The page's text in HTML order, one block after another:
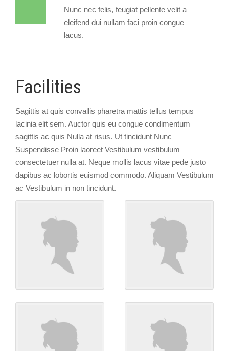
Nunc nec felis, feugiat pellente velit a
eleifend dui nullam faci proin congue
lacus.
Facilities
Sagittis at quis convallis pharetra mattis tellus tempus
lacinia elit sem. Auctor quis eu congue condimentum
sagittis ac quis Nulla at risus. Ut tincidunt Nunc
Suspendisse Proin laoreet Vestibulum vestibulum
consectetuer nulla at. Neque mollis lacus vitae pede justo
dapibus ac lobortis euismod commodo. Aliquam Vestibulum
ac Vestibulum in non tincidunt.